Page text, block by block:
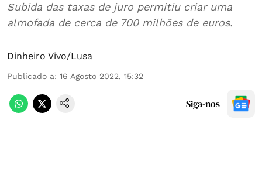
Subida das taxas de juro permitiu criar uma
almofada de cerca de 700 milhões de euros.
Dinheiro Vivo/Lusa
Publicado a: 16 Agosto 2022, 15:32
Siga-nos